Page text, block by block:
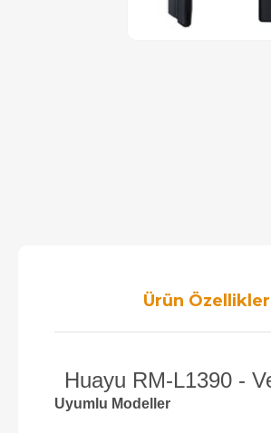
Ürün
Huayu RM-L1390 -
Uyumlu Modeller